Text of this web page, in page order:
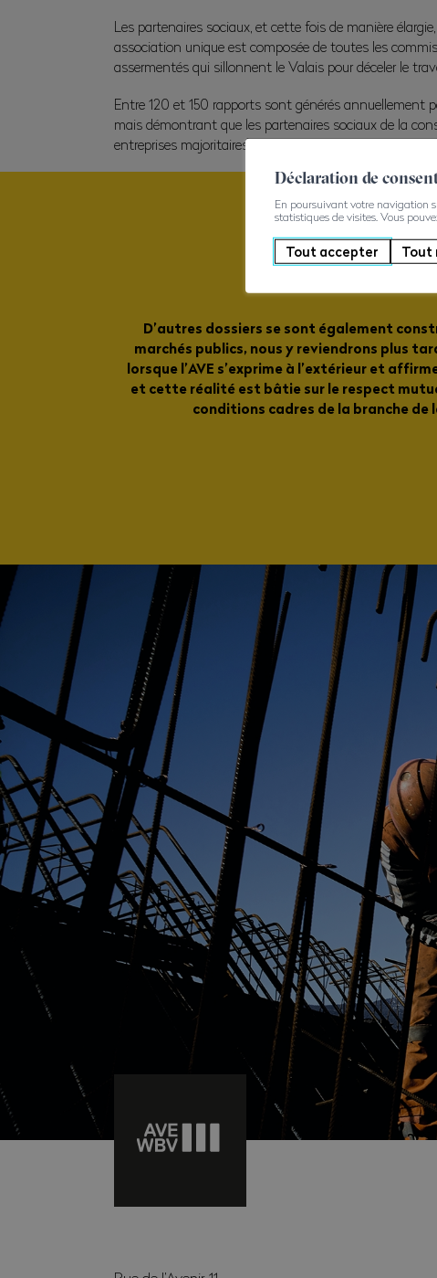
Les partenaires sociaux, et cette fois de manière
association unique est composée de toutes les
assermentés qui sillonnent le Valais pour déceler le
Entre 120 et 150 rapports sont générés annuellement
mais démontrant que les partenaires sociaux de la
entreprises majoritaires dans notre canton.
D’autres dossiers se sont également
marchés publics, nous y reviendrons plus
lorsque l’AVE s’exprime à l’extérieur et
et cette réalité est bâtie sur le respect
conditions cadres de la branche
Déclaration de
En poursuivant votre navigation
statistiques de visites. Vous
Tout accepter Tout